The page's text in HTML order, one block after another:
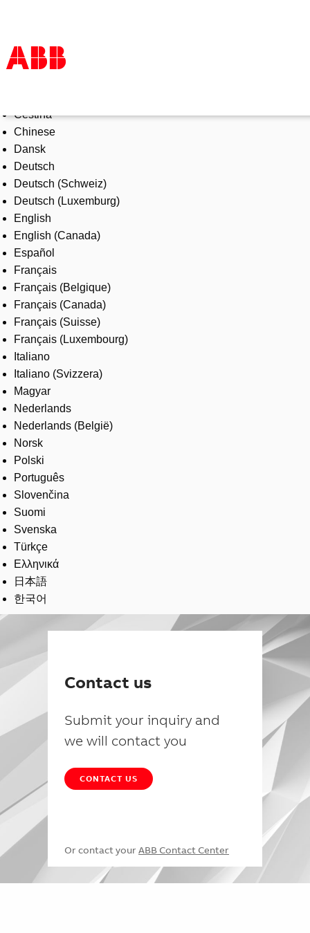
Products & Solutions
Industries
Services
About us
Where to buy
Contact us
Careers
Čeština
Chinese
Dansk
Deutsch
Deutsch (Schweiz)
Deutsch (Luxemburg)
English
English (Canada)
Español
Français
Français (Belgique)
Français (Canada)
Français (Suisse)
Français (Luxembourg)
Italiano
Italiano (Svizzera)
Magyar
Nederlands
Nederlands (België)
Norsk
Polski
Português
Slovenčina
Suomi
Svenska
Türkçe
Ελληνικά
日本語
한국어
Contact us
Submit your inquiry and
we will contact you
CONTACT US
Or contact your ABB Contact Center